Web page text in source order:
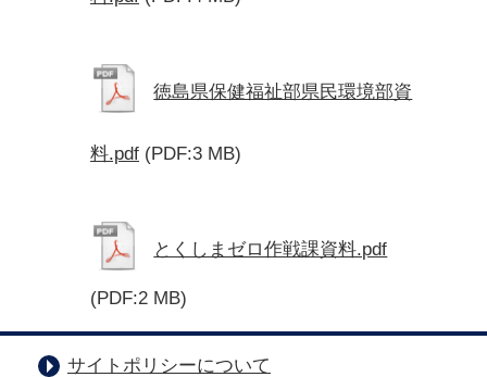
徳島県保健福祉部県民環境部資
料.pdf (PDF:3 MB)
とくしまゼロ作戦課資料.pdf
(PDF:2 MB)
サイトポリシーについて